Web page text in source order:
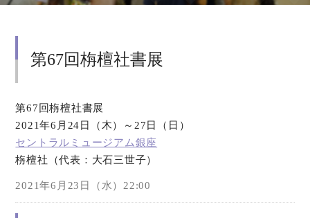
第67回栴檀社書展
第67回栴檀社書展
2021年6月24日（木）～27日（日）
セントラルミュージアム銀座
栴檀社（代表：大石三世子）
2021年6月23日（水）22:00
関連書道展
デジタルアーカイブ
オンラインショップ